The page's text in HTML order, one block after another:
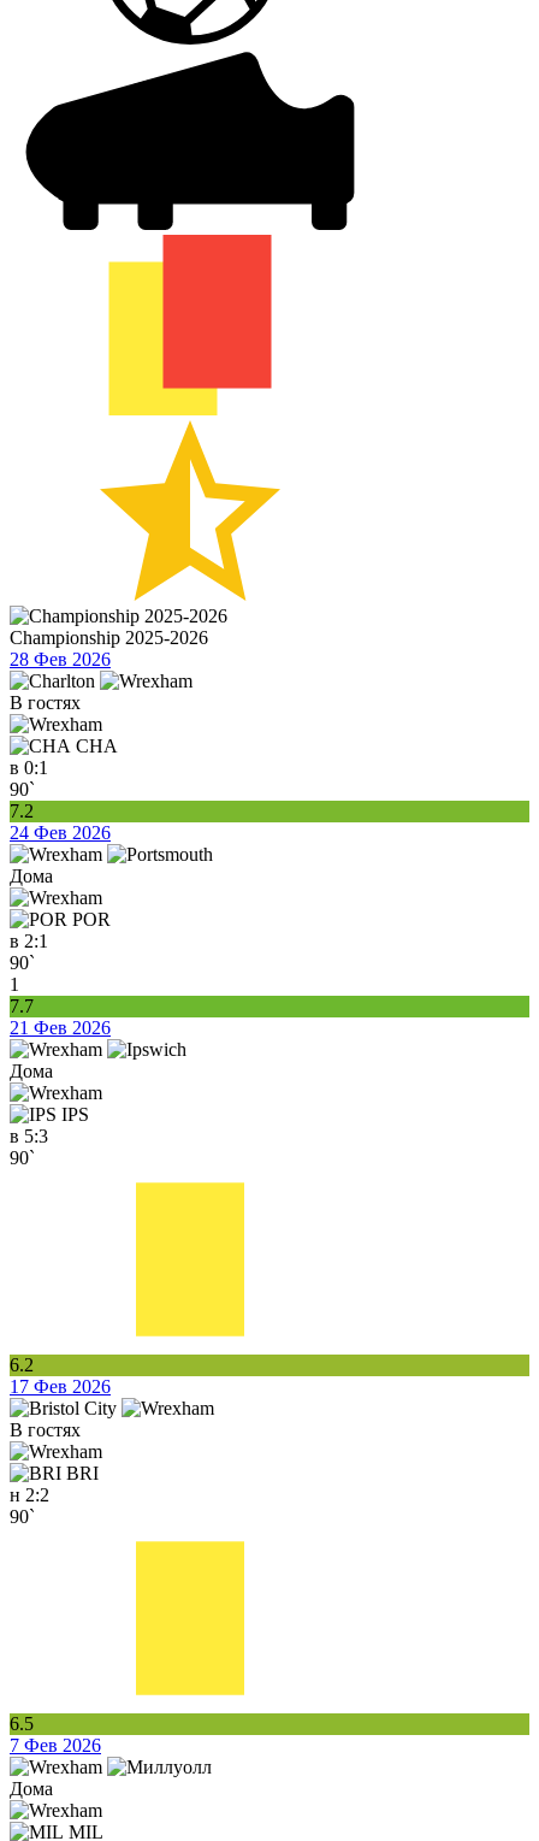
Championship 2025-2026
28 Фев 2026
В гостях
CHA
в 0:1
90`
7.2
24 Фев 2026
Дома
POR
в 2:1
90`
1
7.7
21 Фев 2026
Дома
IPS
в 5:3
90`
6.2
17 Фев 2026
В гостях
BRI
н 2:2
90`
6.5
7 Фев 2026
Дома
MIL